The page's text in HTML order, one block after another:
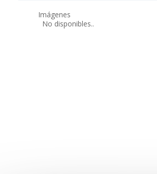
Imágenes
No disponibles..